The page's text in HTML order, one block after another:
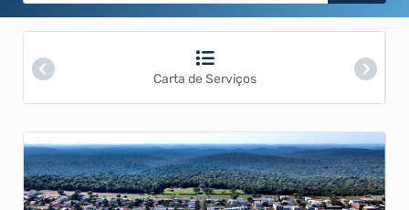
Carta de Serviços